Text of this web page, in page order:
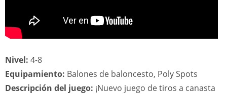
Nivel: 4-8
Equipamiento: Balones de baloncesto, Poly Spots
Descripción del juego: ¡Nuevo juego de tiros a canasta